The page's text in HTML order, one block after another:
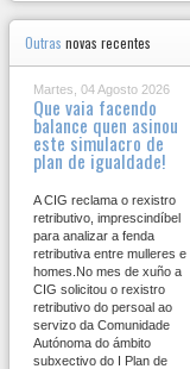
Outras novas recentes
Martes, 04 Agosto 2026
Que vaia facendo
balance quen asinou
este simulacro de
plan de igualdade!
A CIG reclama o rexistro
retributivo, imprescindíbel
para analizar a fenda
retributiva entre mulleres e
homes.No mes de xuño a
CIG solicitou o rexistro
retributivo do persoal ao
servizo da Comunidade
Autónoma do ámbito
subxectivo do I Plan de